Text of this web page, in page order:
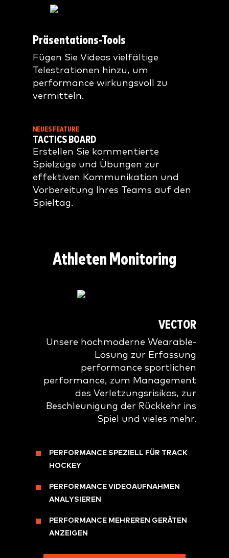
Präsentations-Tools
Fügen Sie Videos vielfältige
Telestrationen hinzu, um
performance wirkungsvoll zu
vermitteln.
NEUES FEATURE
TACTICS BOARD
Erstellen Sie kommentierte
Spielzüge und Übungen zur
effektiven Kommunikation und
Vorbereitung Ihres Teams auf den
Spieltag.
Athleten Monitoring
VECTOR
Unsere hochmoderne Wearable-
Lösung zur Erfassung
performance sportlichen
performance, zum Management
des Verletzungsrisikos, zur
Beschleunigung der Rückkehr ins
Spiel und vieles mehr.
PERFORMANCE SPEZIELL FÜR TRACK
HOCKEY
PERFORMANCE VIDEOAUFNAHMEN
ANALYSIEREN
PERFORMANCE MEHREREN GERÄTEN
ANZEIGEN